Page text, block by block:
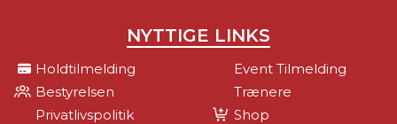
NYTTIGE LINKS
Holdtilmelding
Event Tilmelding
Bestyrelsen
Trænere
Privatlivspolitik
Shop